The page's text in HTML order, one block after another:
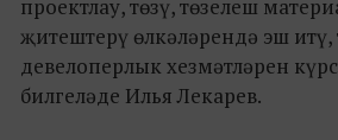
проектлау, төзү, төзелеш
җитештерү өлкәләрендә эш
девелоперлык хезмәтләрен
билгеләде Илья Лекарев.